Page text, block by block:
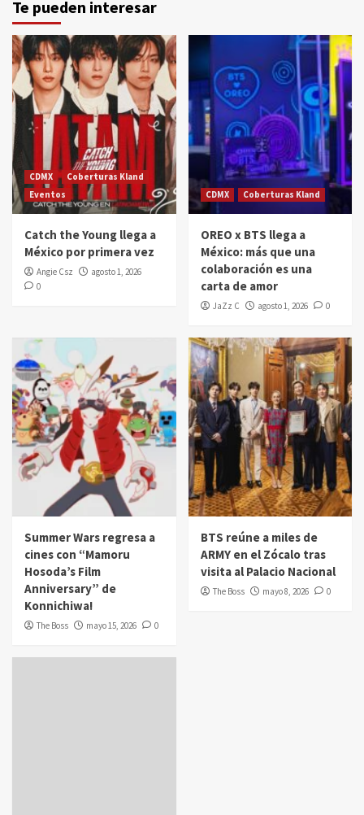
Te pueden interesar
CDMX
Coberturas Kland
Eventos
Catch the Young llega a
México por primera vez
Angie Csz
agosto 1, 2026
0
CDMX Coberturas Kland
OREO x BTS llega a
México: más que una
colaboración es una
carta de amor
JaZz C agosto 1, 2026 0
Summer Wars regresa a
cines con “Mamoru
Hosoda’s Film
Anniversary” de
Konnichiwa!
The Boss mayo 15, 2026 0
BTS reúne a miles de
ARMY en el Zócalo tras
visita al Palacio Nacional
The Boss mayo 8, 2026 0